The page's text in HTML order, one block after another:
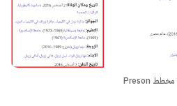
مخطط Preson